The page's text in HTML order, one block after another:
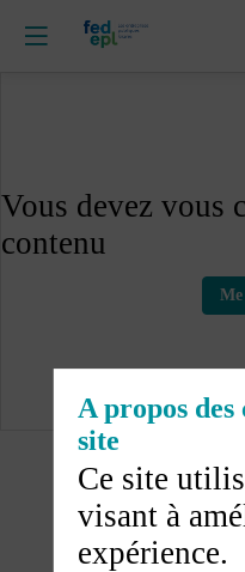
Vous devez vous
contenu
Me
A propos des
site
Ce site
visant à
expérience.